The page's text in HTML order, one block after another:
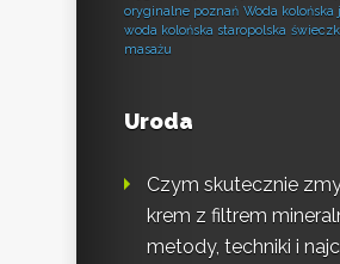
oryginalne poznań Woda kolońska
woda kolońska staropolska
masażu
Uroda
Czym skutecznie
krem z filtrem
metody, techniki i